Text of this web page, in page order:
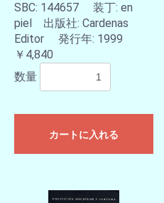
SBC: 144657 装丁: en
piel 出版社: Cardenas
Editor 発行年: 1999
￥4,840
数量
カートに入れる